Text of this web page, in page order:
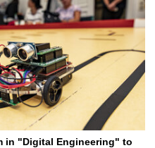
in "Digital Engineering" to